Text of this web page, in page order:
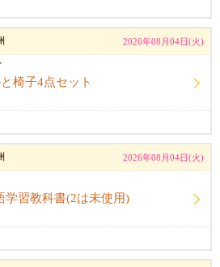
2026年08月04日(火)
椅子4点セット
2026年08月04日(火)
学習教科書(2は未使用)